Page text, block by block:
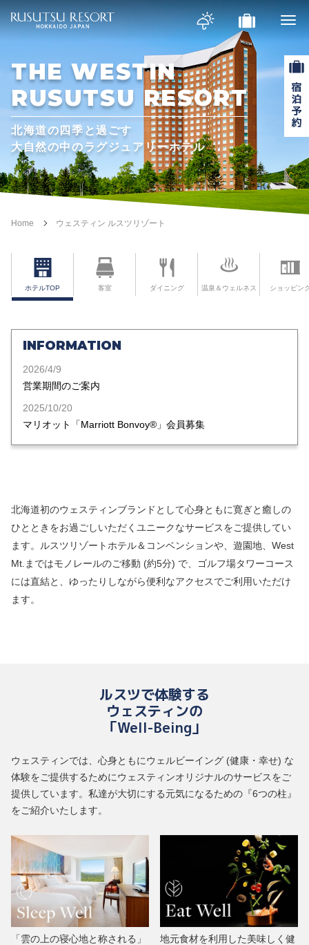
THE WESTIN
RUSUTSU RESORT
北海道の四季と過ごす
大自然の中のラグジュアリーホテル
Home ウェスティン ルスツリゾート
ホテルTOP 客室 ダイニング 温泉＆ウェルネス ショッピン
INFORMATION
2026/4/9
営業期間のご案内
2025/10/20
マリオット「Marriott Bonvoy®」会員募集
北海道初のウェスティンブランドとして心身ともに寛ぎと癒しの
ひとときをお過ごしいただくユニークなサービスをご提供してい
ます。ルスツリゾートホテル＆コンベンションや、遊園地、West
Mt.まではモノレールのご移動 (約5分) で、ゴルフ場タワーコース
には直結と、ゆったりしながら便利なアクセスでご利用いただけ
ます。
ルスツで体験する
ウェスティンの
「Well-Being」
ウェスティンでは、心身ともにウェルビーイング (健康・幸せ) な
体験をご提供するためにウェスティンオリジナルのサービスをご
提供しています。私達が大切にする元気になるための『6つの柱』
をご紹介いたします。
「雲の上の寝心地と称される」
地元食材を利用した美味しく健